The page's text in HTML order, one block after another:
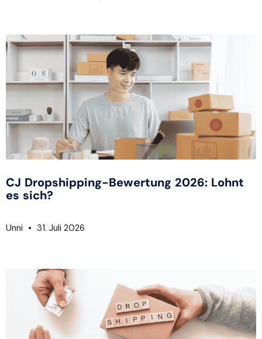
CJ Dropshipping-Bewertung 2026: Lohnt
es sich?
Unni 31. Juli 2026